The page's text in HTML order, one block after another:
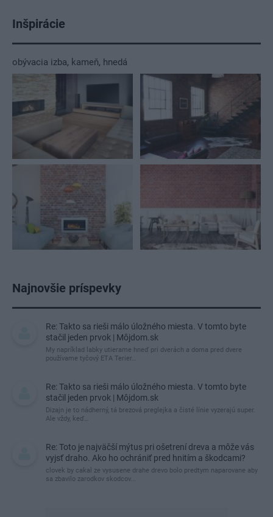
Inšpirácie
obývacia izba, kameň, hnedá
Najnovšie príspevky
Re: Takto sa rieši málo úložného miesta. V tomto byte
stačil jeden prvok | Môjdom.sk
My napríklad labky utierame hneď pri dverách a doma pred dvere
používame tyčový ETA Terier…
Re: Takto sa rieši málo úložného miesta. V tomto byte
stačil jeden prvok | Môjdom.sk
Dizajn je to nádherný, tá brezová preglejka a čisté línie vyzerajú super.
Ale vždy, keď…
Re: Toto je najväčší mýtus pri ošetrení dreva a môže vás
vyjsť draho. Ako ho ochrániť pred hnitím a škodcami?
clovek by cakal ze vysusene drahe drevo bolo predtym naparovane aby
sa zbavilo zarodkov skodcov...